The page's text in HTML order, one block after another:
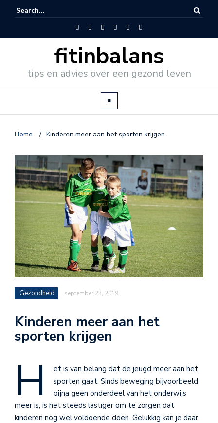
fitinbalans
tips en advies over een gezond leven
Home / Kinderen meer aan het sporten krijgen
Gezondheid september 23, 2019
Kinderen meer aan het
sporten krijgen
H
et is van belang dat de jeugd meer aan het
sporten gaat. Sinds beweging bijvoorbeeld
bijna geen onderdeel van het onderwijs
meer is, is het steeds lastiger om te zorgen dat
kinderen nog wel voldoende doen. Gelukkig kan je daar